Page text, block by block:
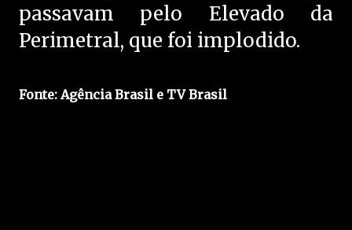
passavam pelo Elevado da
Perimetral, que foi implodido.
Fonte: Agência Brasil e TV Brasil